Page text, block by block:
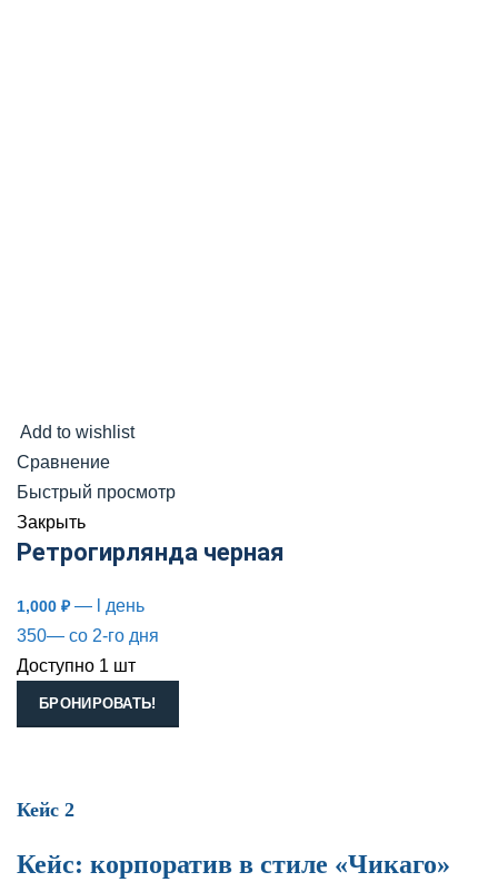
Add to wishlist
Сравнение
Быстрый просмотр
Закрыть
Ретрогирлянда черная
1,000 ₽— l день
350— со 2-го дня
Доступно 1 шт
БРОНИРОВАТЬ!
Кейс 2
Кейc: корпоратив в стиле «Чикаго»